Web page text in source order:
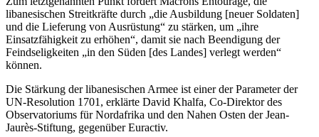
libanesischen Streitkräfte durch „die Ausbildung [neuer Soldaten]
und die Lieferung von Ausrüstung“ zu stärken, um „ihre
Einsatzfähigkeit zu erhöhen“, damit sie nach Beendigung der
Feindseligkeiten „in den Süden [des Landes] verlegt werden“
können.
Die Stärkung der libanesischen Armee ist einer der Parameter der
UN-Resolution 1701, erklärte David Khalfa, Co-Direktor des
Observatoriums für Nordafrika und den Nahen Osten der Jean-
Jaurès-Stiftung, gegenüber Euractiv.